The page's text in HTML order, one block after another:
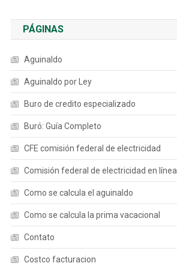
PÁGINAS
Aguinaldo
Aguinaldo por Ley
Buro de credito especializado
Buró: Guía Completo
CFE comisión federal de electricidad
Comisión federal de electricidad en línea
Como se calcula el aguinaldo
Como se calcula la prima vacacional
Contato
Costco facturacion